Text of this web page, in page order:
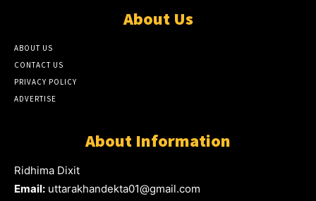
About Us
ABOUT US
CONTACT US
PRIVACY POLICY
ADVERTISE
About Information
Ridhima Dixit
Email: uttarakhandekta01@gmail.com